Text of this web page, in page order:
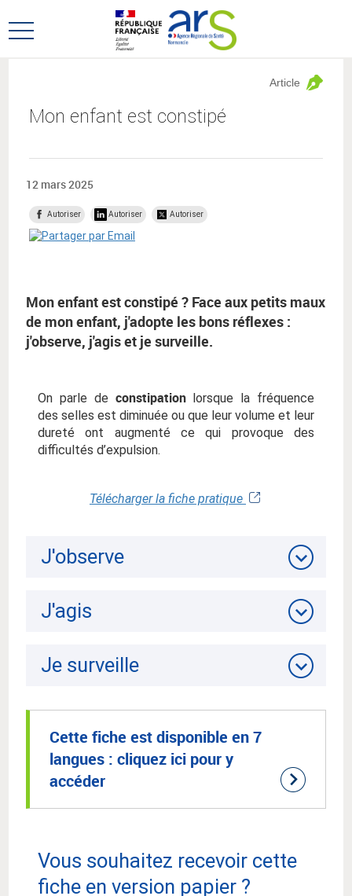
au
menu
au
contenu
Ouvrir
Mon enfant est constipé
Article
12 mars 2025
Autoriser Autoriser Autoriser
Mon enfant est constipé ? Face aux petits maux
de mon enfant, j'adopte les bons réflexes :
j'observe, j'agis et je surveille.
On parle de constipationlorsque la fréquence
des selles est diminuée ou que leur volume et leur
dureté ont augmenté ce qui provoque des
difficultés d’expulsion.
Télécharger la fiche pratique
J'observe
J'agis
Je surveille
Cette fiche est disponible en 7
langues : cliquez ici pour y
accéder
Vous souhaitez recevoir cette
fiche en version papier ?